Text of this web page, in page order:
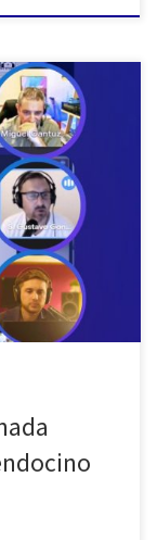
con la
Luego de
por parte del
Christian
de